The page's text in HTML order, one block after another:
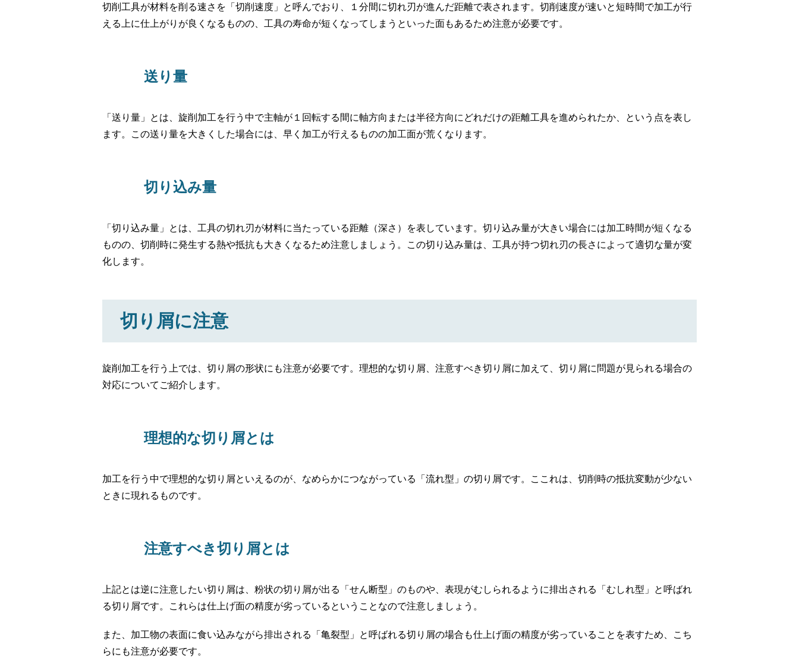
切削工具が材料を削る速さを「切削速度」と呼んでおり、１分間に切れ刃が進んだ距離で表されます。切削速度が速いと短時間で加工が行
える上に仕上がりが良くなるものの、工具の寿命が短くなってしまうといった面もあるため注意が必要です。
送り量
「送り量」とは、旋削加工を行う中で主軸が１回転する間に軸方向または半径方向にどれだけの距離工具を進められたか、という点を表し
ます。この送り量を大きくした場合には、早く加工が行えるものの加工面が荒くなります。
切り込み量
「切り込み量」とは、工具の切れ刃が材料に当たっている距離（深さ）を表しています。切り込み量が大きい場合には加工時間が短くなる
ものの、切削時に発生する熱や抵抗も大きくなるため注意しましょう。この切り込み量は、工具が持つ切れ刃の長さによって適切な量が変
化します。
切り屑に注意
旋削加工を行う上では、切り屑の形状にも注意が必要です。理想的な切り屑、注意すべき切り屑に加えて、切り屑に問題が見られる場合の
対応についてご紹介します。
理想的な切り屑とは
加工を行う中で理想的な切り屑といえるのが、なめらかにつながっている「流れ型」の切り屑です。ここれは、切削時の抵抗変動が少ない
ときに現れるものです。
注意すべき切り屑とは
上記とは逆に注意したい切り屑は、粉状の切り屑が出る「せん断型」のものや、表現がむしられるように排出される「むしれ型」と呼ばれ
る切り屑です。これらは仕上げ面の精度が劣っているということなので注意しましょう。
また、加工物の表面に食い込みながら排出される「亀裂型」と呼ばれる切り屑の場合も仕上げ面の精度が劣っていることを表すため、こち
らにも注意が必要です。